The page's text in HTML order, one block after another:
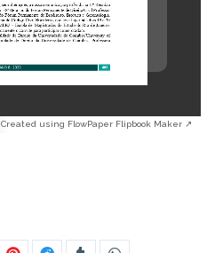
Created using FlowPaper Flipbook Maker ↗